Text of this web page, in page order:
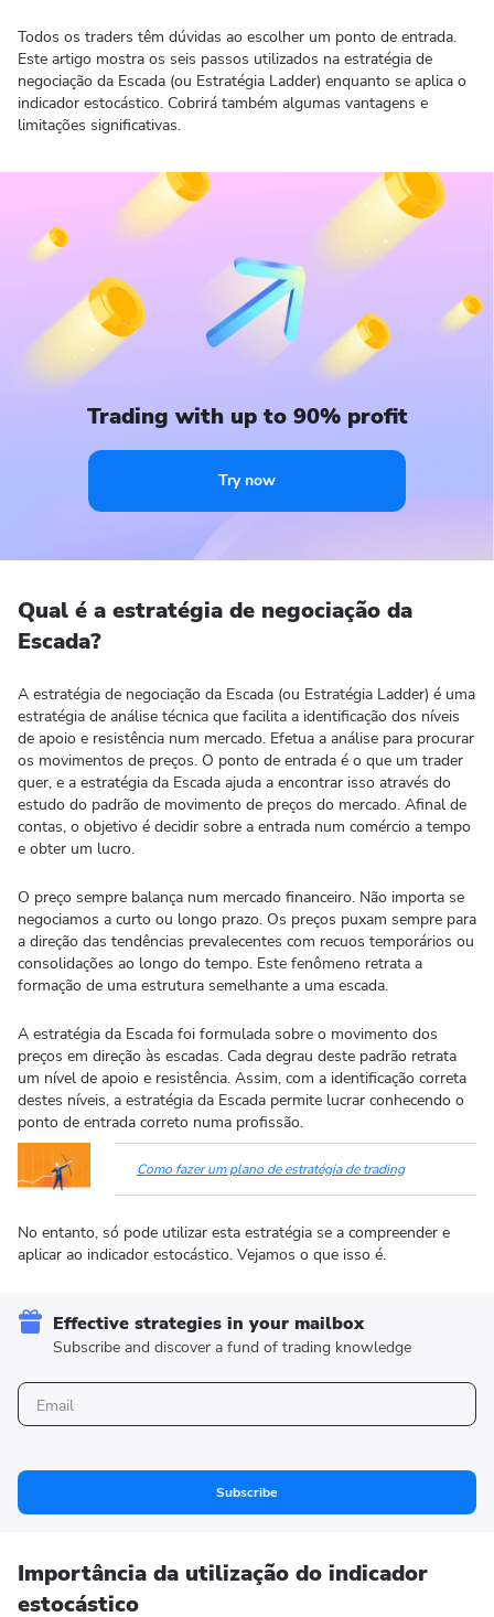
Todos os traders têm dúvidas ao escolher um ponto de entrada.
Este artigo mostra os seis passos utilizados na estratégia de
negociação da Escada (ou Estratégia Ladder) enquanto se aplica o
indicador estocástico. Cobrirá também algumas vantagens e
limitações significativas.
Trading with up to 90% profit
Try now
Qual é a estratégia de negociação da
Escada?
A estratégia de negociação da Escada (ou Estratégia Ladder) é uma
estratégia de análise técnica que facilita a identificação dos níveis
de apoio e resistência num mercado. Efetua a análise para procurar
os movimentos de preços. O ponto de entrada é o que um trader
quer, e a estratégia da Escada ajuda a encontrar isso através do
estudo do padrão de movimento de preços do mercado. Afinal de
contas, o objetivo é decidir sobre a entrada num comércio a tempo
e obter um lucro.
O preço sempre balança num mercado financeiro. Não importa se
negociamos a curto ou longo prazo. Os preços puxam sempre para
a direção das tendências prevalecentes com recuos temporários ou
consolidações ao longo do tempo. Este fenômeno retrata a
formação de uma estrutura semelhante a uma escada.
A estratégia da Escada foi formulada sobre o movimento dos
preços em direção às escadas. Cada degrau deste padrão retrata
um nível de apoio e resistência. Assim, com a identificação correta
destes níveis, a estratégia da Escada permite lucrar conhecendo o
ponto de entrada correto numa profissão.
Como fazer um plano de estratégia de trading
No entanto, só pode utilizar esta estratégia se a compreender e
aplicar ao indicador estocástico. Vejamos o que isso é.
Effective strategies in your mailbox
Subscribe and discover a fund of trading knowledge
Subscribe
Importância da utilização do indicador
estocástico